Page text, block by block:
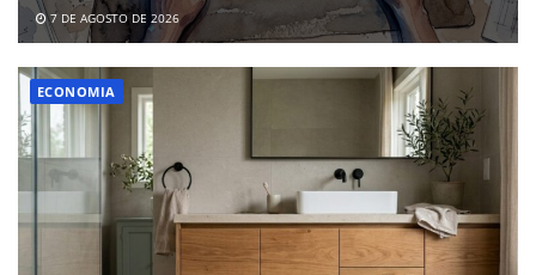
7 DE AGOSTO DE 2026
ECONOMIA